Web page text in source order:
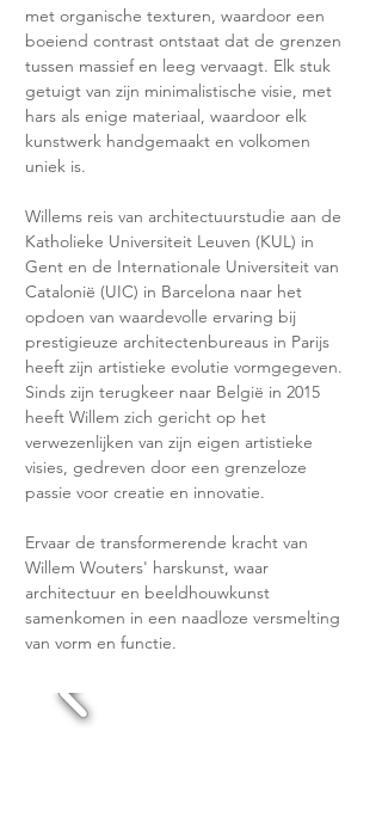
met organische texturen, waardoor een
boeiend contrast ontstaat dat de grenzen
tussen massief en leeg vervaagt. Elk stuk
getuigt van zijn minimalistische visie, met
hars als enige materiaal, waardoor elk
kunstwerk handgemaakt en volkomen
uniek is.
Willems reis van architectuurstudie aan de
Katholieke Universiteit Leuven (KUL) in
Gent en de Internationale Universiteit van
Catalonië (UIC) in Barcelona naar het
opdoen van waardevolle ervaring bij
prestigieuze architectenbureaus in Parijs
heeft zijn artistieke evolutie vormgegeven.
Sinds zijn terugkeer naar België in 2015
heeft Willem zich gericht op het
verwezenlijken van zijn eigen artistieke
visies, gedreven door een grenzeloze
passie voor creatie en innovatie.
Ervaar de transformerende kracht van
Willem Wouters' harskunst, waar
architectuur en beeldhouwkunst
samenkomen in een naadloze versmelting
van vorm en functie.